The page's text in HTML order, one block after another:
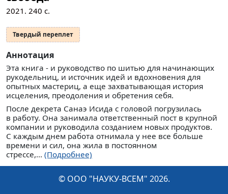
2021. 240 с.
Твердый переплет
Аннотация
Эта книга - и руководство по шитью для начинающих
рукодельниц, и источник идей и вдохновения для
опытных мастериц, а еще захватывающая история
исцеления, преодоления и обретения себя.
После декрета Санаэ Исида с головой погрузилась
в работу. Она занимала ответственный пост в крупной
компании и руководила созданием новых продуктов.
С каждым днем работа отнимала у нее все больше
времени и сил, она жила в постоянном
стрессе,... (Подробнее)
© ООО "НАУКУ-ВСЕМ" 2026.